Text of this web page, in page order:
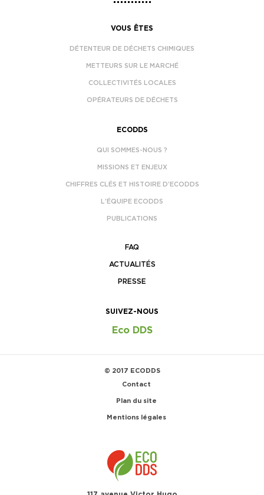
VOUS ÊTES
DÉTENTEUR DE DÉCHETS CHIMIQUES
METTEURS SUR LE MARCHÉ
COLLECTIVITÉS LOCALES
OPÉRATEURS DE DÉCHETS
ECODDS
QUI SOMMES-NOUS ?
MISSIONS ET ENJEUX
CHIFFRES CLÉS ET HISTOIRE D’ECODDS
L’ÉQUIPE ECODDS
PUBLICATIONS
FAQ
ACTUALITÉS
PRESSE
SUIVEZ-NOUS
Eco DDS
© 2017 ECODDS
Contact
Plan du site
Mentions légales